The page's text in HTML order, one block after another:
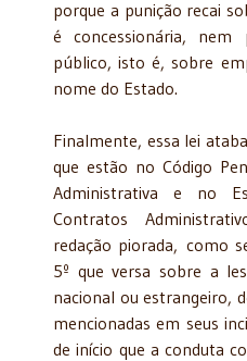
porque a punição recai
é concessionária, nem
público, isto é, sobre
nome do Estado.
Finalmente, essa lei
que estão no Código
Administrativa e no
Contratos
redação piorada, como
5º que versa sobre a
nacional ou estrangeiro,
mencionadas em seus
de início que a conduta